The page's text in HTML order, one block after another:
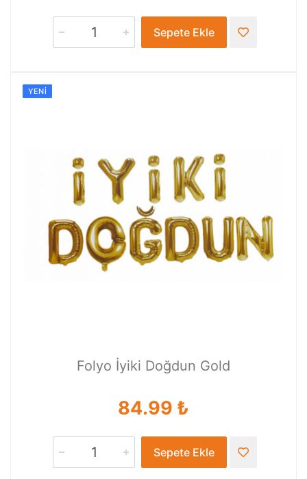
Sepete Ekle
YENI
Folyo İyiki Doğdun Gold
84.99 ₺
Sepete Ekle